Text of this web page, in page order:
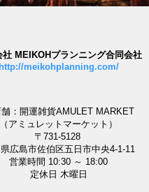
社 MEIKOHプランニング合同会社
http://meikohplanning.com/
：開運雑貨AMULET MARKET
（アミュレットマーケット）
〒731-5128
広島市佐伯区五日市中央4-1-11
営業時間 10:30 ～ 18:00
定休日 木曜日